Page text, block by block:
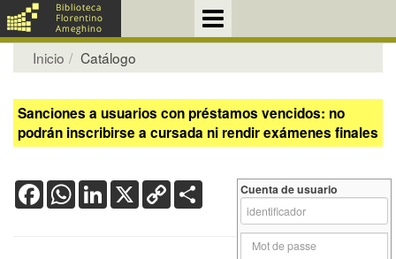
Inicio Catálogo
Sanciones a usuarios con préstamos vencidos: no
podrán inscribirse a cursada ni rendir exámenes finales
FacebookWhatsApp
LinkedIn
X Copy
Link
Cuenta de usuario